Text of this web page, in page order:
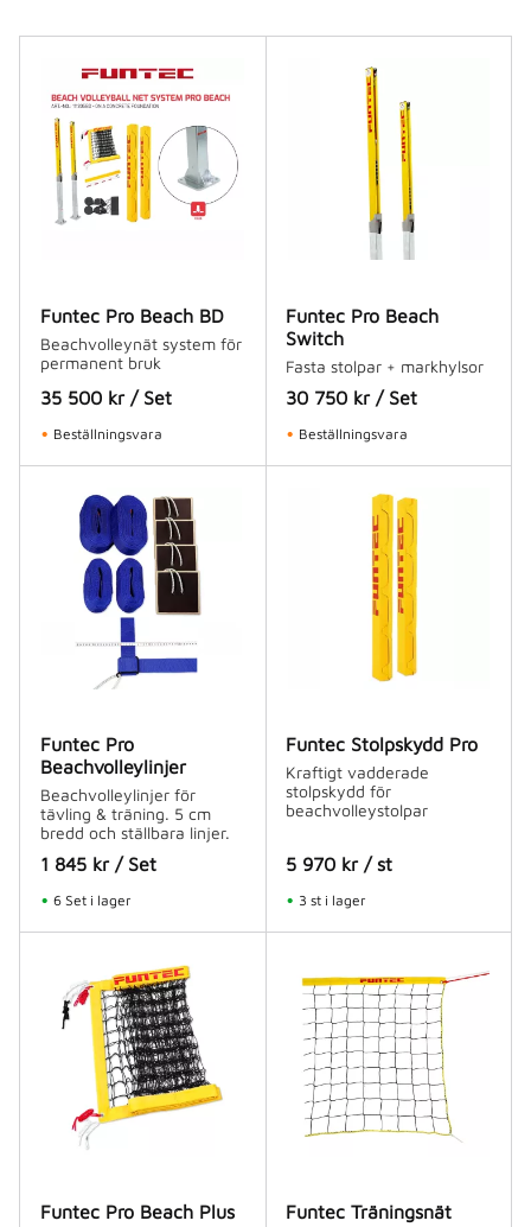
Funtec Pro Beach BD
Beachvolleynät system för
permanent bruk
35 500kr / Set
Beställningsvara
Funtec Pro Beach
Switch
Fasta stolpar + markhylsor
30 750 kr / Set
Beställningsvara
Funtec Pro
Beachvolleylinjer
Beachvolleylinjer för
tävling & träning. 5 cm
bredd och ställbara linjer.
1 845kr / Set
6 Set i lager
Funtec Stolpskydd Pro
Kraftigt vadderade
stolpskydd för
beachvolleystolpar
5 970 kr /st
3 st i lager
Funtec Pro Beach Plus Funtec Träningsnät